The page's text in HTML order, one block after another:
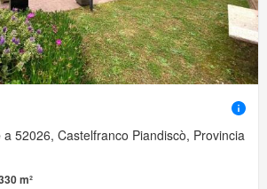
a 52026, Castelfranco Piandiscò, Provincia
m²